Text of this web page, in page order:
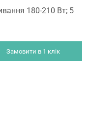
180-210 Вт; 5
Замовити в 1 клік